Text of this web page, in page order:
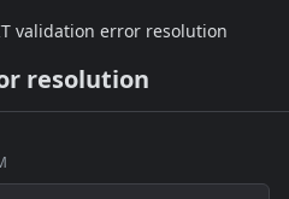
validation error resolution
resolution